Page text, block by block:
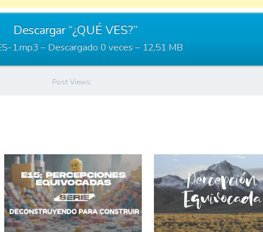
Descargar “¿QUÉ VES?”
1.mp3 – Descargado 0 veces – 12,51 MB
Post Views: